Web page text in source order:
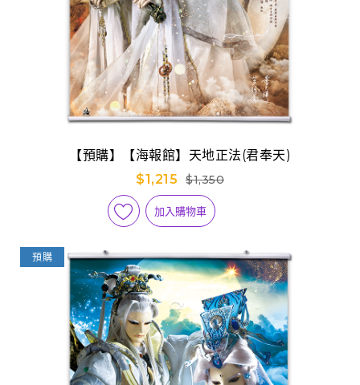
【預購】【海報館】天地正法(君奉天)
$1,215
$1,350
加入購物車
預購